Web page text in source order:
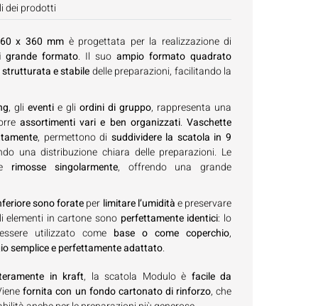
dei prodotti
x 360 mm è progettata per la realizzazione di
grande formato. Il suo ampio formato quadrato
e stabiledelle preparazioni, facilitando la
, gli eventie gli ordini di gruppo, rappresenta una
assortimenti vari e ben organizzati. Vaschette
, permettono di suddividere la scatola in 9
una distribuzione chiara delle preparazioni. Le
rimosse singolarmente, offrendo una grande
sono forateper limitare l’umiditàe preservare
elementi in cartone sono perfettamente identici: lo
utilizzato come base o come coperchio,
semplice e perfettamente adattato.
in kraft, la scatola Modulo è facile da
fornita con un fondo cartonato di rinforzo, che